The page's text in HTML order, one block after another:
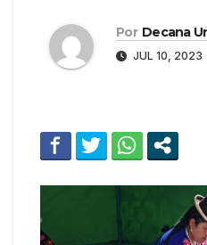
Por Decana
JUL 10, 2023